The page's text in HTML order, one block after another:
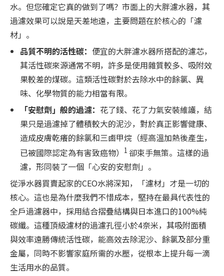
水。但您確定它真的做到了嗎？市面上的大胖濾水器，其
過濾效果可以說是天差地遠，主要問題在於核心的「濾
材」。
品質不明的活性碳： 便宜的大胖濾水器所搭配的濾芯，
其活性碳來源通常不明，許多是使用雜質較多、吸附效
果較差的煤碳。這類活性碳對於去除水中的餘氯、異
味、化學物質的能力相當有限。
「安慰劑」般的過濾： 花了錢、花了力氣安裝維護，結
果只是過濾掉了體積較大的泥沙，對於真正影響健康、
造成皮膚乾癢的餘氯和三鹵甲烷（經高溫加熱後產生，
已被國際認定為有害致癌物）
1 卻束手無策。這樣的過
濾，形同裝了一個「心安的安慰劑」。
從淨水器買賣起家的CEO水將深知，「濾材」才是一切的
核心。這也是為什麼我們不惜成本，堅持在最具代表性的
全戶過濾器中，採用結合摺疊結構與日本進口的100%純
碳纖。這種頂級濾材的過濾孔徑小於4奈米，其吸附面積
與效率遠勝傳統活性碳，能高效去除泥沙、餘氯及部分重
金屬，同時不影響家庭所需的水壓，從根本上提升每一滴
生活用水的品質。